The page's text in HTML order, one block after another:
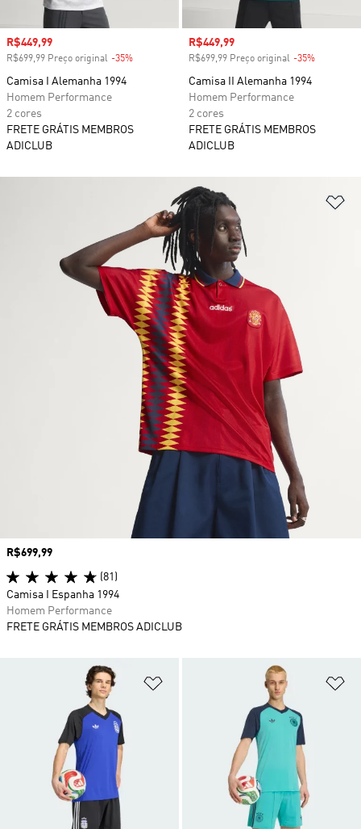
Preço com desconto
R$449,99
R$699,99 Preço original -35%
Camisa I Alemanha 1994
Homem Performance
2 cores
FRETE GRÁTIS MEMBROS
ADICLUB
Preço com desconto
R$449,99
R$699,99 Preço original -35%
Camisa II Alemanha 1994
Homem Performance
2 cores
FRETE GRÁTIS MEMBROS
ADICLUB
Adicionar à Lista de Desejos
Preço
R$699,99
(81)
Camisa I Espanha 1994
Homem Performance
FRETE GRÁTIS MEMBROS ADICLUB